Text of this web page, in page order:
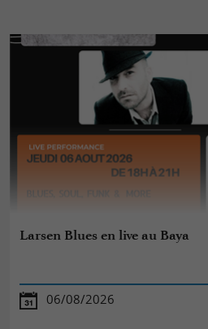
Larsen Blues en live au Baya
06/08/2026